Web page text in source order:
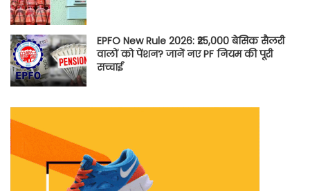
EPFO New Rule 2026: ₹25,000 बेसिक सैलरी
वालों को पेंशन? जानें नए PF नियम की पूरी
सच्चाई